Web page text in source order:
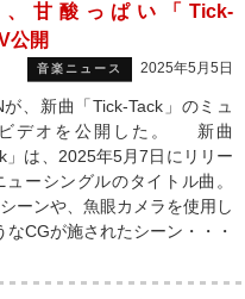
、甘酸っぱい「Tick-
公開
音楽ニュース 2025年5月5日
、新曲「Tick-Tack」のミュ
デオを公開した。 新曲
」は、2025年5月7日にリリー
ューシングルのタイトル曲。
ーンや、魚眼カメラを使用し
CGが施されたシーン・・・